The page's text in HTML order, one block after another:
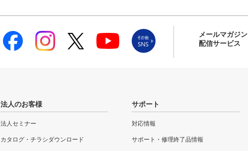
メールマガジン
配信サービス
法人のお客様
法人セミナー
カタログ・チラシダウンロード
サポート
対応情報
サポート・修理終了品情報